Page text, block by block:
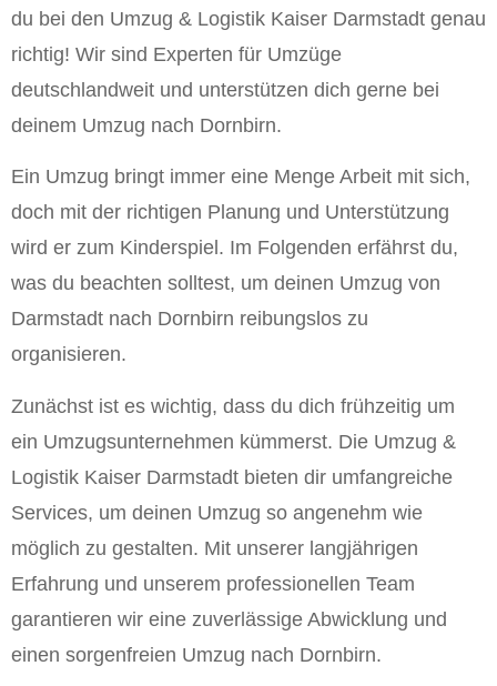
du bei den Umzug & Logistik Kaiser Darmstadt genau
richtig! Wir sind Experten für Umzüge
deutschlandweit und unterstützen dich gerne bei
deinem Umzug nach Dornbirn.
Ein Umzug bringt immer eine Menge Arbeit mit sich,
doch mit der richtigen Planung und Unterstützung
wird er zum Kinderspiel. Im Folgenden erfährst du,
was du beachten solltest, um deinen Umzug von
Darmstadt nach Dornbirn reibungslos zu
organisieren.
Zunächst ist es wichtig, dass du dich frühzeitig um
ein Umzugsunternehmen kümmerst. Die Umzug &
Logistik Kaiser Darmstadt bieten dir umfangreiche
Services, um deinen Umzug so angenehm wie
möglich zu gestalten. Mit unserer langjährigen
Erfahrung und unserem professionellen Team
garantieren wir eine zuverlässige Abwicklung und
einen sorgenfreien Umzug nach Dornbirn.